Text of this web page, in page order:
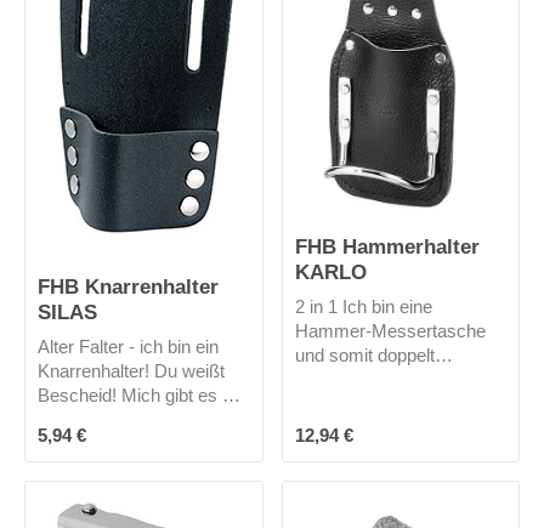
FHB Knarrenhalter
SILAS
Alter Falter - ich bin ein
Knarrenhalter! Du weißt
Bescheid! Mich gibt es nur
Regulärer Preis:
5,94 €
FHB Hammerhalter
KARLO
2 in 1 Ich bin eine
Hammer-Messertasche
und somit doppelt
immer am richtigen Platz
Mich gibt es nur in
Regulärer Preis:
12,94 €